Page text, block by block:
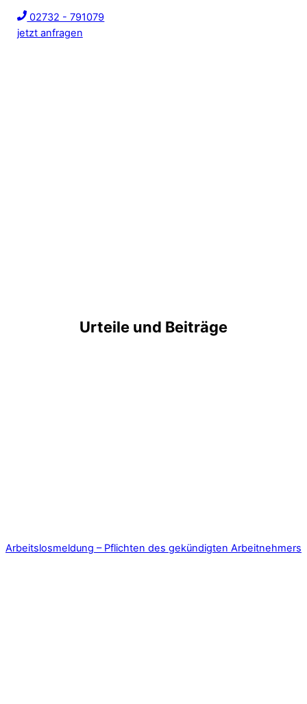
02732 - 791079
jetzt anfragen
Urteile und Beiträge
Arbeitslosmeldung – Pflichten des gekündigten Arbeitnehmers